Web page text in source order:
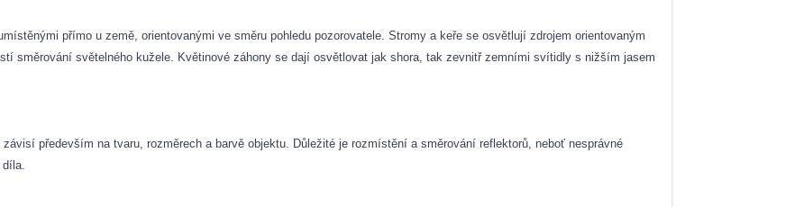
přímo u země, orientovanými ve směru pohledu pozorovatele. Stromy a keře se osvětlují zdrojem orientovaným
směrování světelného kužele. Květinové záhony se dají osvětlovat jak shora, tak zevnitř zemními svítidly s nižším jasem
především na tvaru, rozměrech a barvě objektu. Důležité je rozmístění a směrování reflektorů, neboť nesprávné